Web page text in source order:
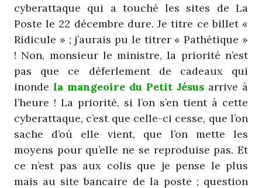
cyberattaque qui a touché les sites de La
Poste le 22 décembre dure. Je titre ce billet «
Ridicule » ; j’aurais pu le titrer « Pathétique »
! Non, monsieur le ministre, la priorité n’est
pas que ce déferlement de cadeaux qui
inonde la mangeoire du Petit Jésus arrive à
l’heure ! La priorité, si l’on s’en tient à cette
cyberattaque, c’est que celle-ci cesse, que l’on
sache d’où elle vient, que l’on mette les
moyens pour qu’elle ne se reproduise pas. Et
ce n’est pas aux colis que je pense le plus
mais au site bancaire de la poste ; question